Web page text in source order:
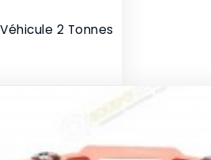
2 Tonnes